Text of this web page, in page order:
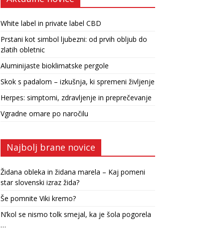
White label in private label CBD
Prstani kot simbol ljubezni: od prvih obljub do
zlatih obletnic
Aluminijaste bioklimatske pergole
Skok s padalom – izkušnja, ki spremeni življenje
Herpes: simptomi, zdravljenje in preprečevanje
Vgradne omare po naročilu
Najbolj brane novice
Židana obleka in židana marela – Kaj pomeni
star slovenski izraz žida?
Še pomnite Viki kremo?
N’kol se nismo tolk smejal, ka je šola pogorela
…